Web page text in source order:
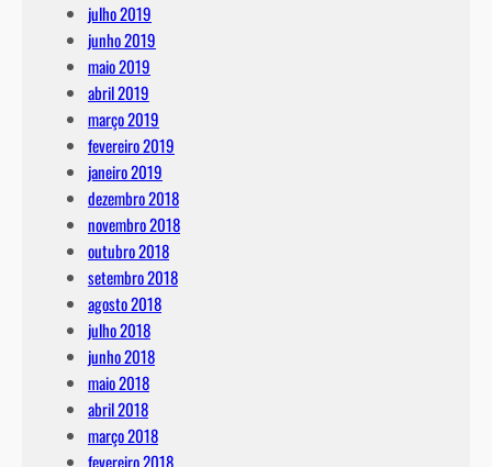
julho 2019
junho 2019
maio 2019
abril 2019
março 2019
fevereiro 2019
janeiro 2019
dezembro 2018
novembro 2018
outubro 2018
setembro 2018
agosto 2018
julho 2018
junho 2018
maio 2018
abril 2018
março 2018
fevereiro 2018